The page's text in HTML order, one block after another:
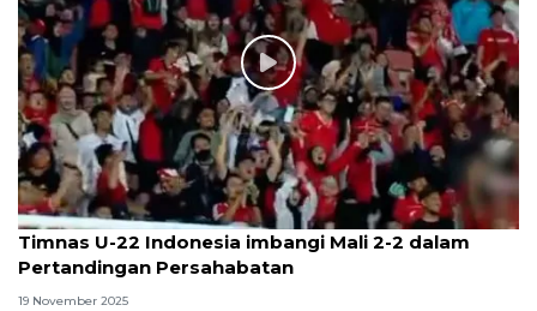
Timnas U-22 Indonesia imbangi Mali 2-2 dalam
Pertandingan Persahabatan
19 November 2025